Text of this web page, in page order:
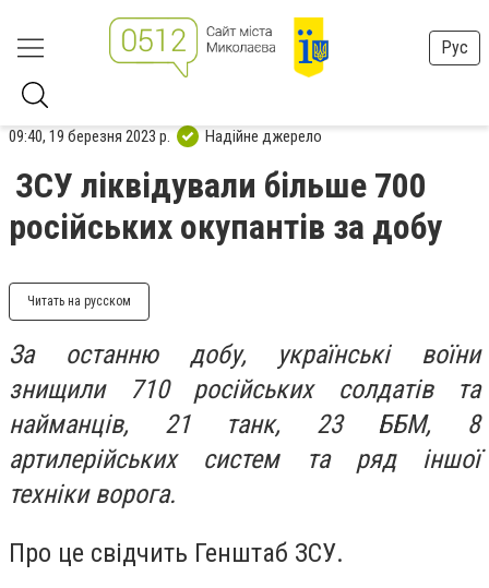
Рус
09:40, 19 березня 2023 р. Надійне джерело
ЗСУ ліквідували більше 700
російських окупантів за добу
Читать на русском
За останню добу, українські воїни
знищили 710 російських солдатів та
найманців, 21 танк, 23 ББМ, 8
артилерійських систем та ряд іншої
техніки ворога.
Про це свідчить Генштаб ЗСУ.